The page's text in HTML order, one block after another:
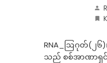
RNA_ဩဂုတ်(၂၆)
သည် စစ်အာဏာရှ